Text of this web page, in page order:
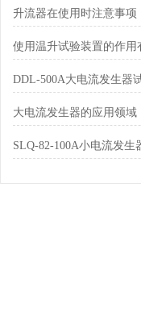
升流器在使用时注意事项
使用温升试验装置的作用
DDL-500A大电流发生器
大电流发生器的应用领域
SLQ-82-100A小电流发生